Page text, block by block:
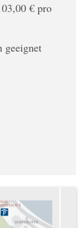
€ pro
geeignet